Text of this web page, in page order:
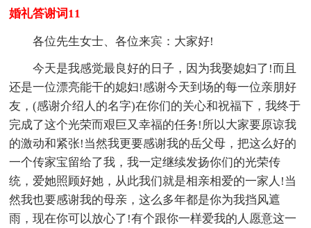
婚礼答谢词11
各位先生女士、各位来宾：大家好!
今天是我感觉最良好的日子，因为我娶媳妇了!而且
还是一位漂亮能干的媳妇!感谢今天到场的每一位亲朋好
友，(感谢介绍人的名字)在你们的关心和祝福下，我终于
完成了这个光荣而艰巨又幸福的任务!所以大家要原谅我
的激动和紧张!当然我更要感谢我的岳父母，把这么好的
一个传家宝留给了我，我一定继续发扬你们的光荣传
统，爱她照顾好她，从此我们就是相亲相爱的一家人!当
然我也要感谢我的母亲，这么多年都是你为我挡风遮
雨，现在你可以放心了!有个跟你一样爱我的人愿意这一